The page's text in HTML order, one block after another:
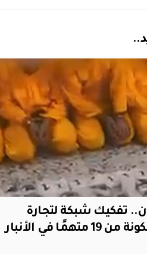
تفكيك شبكة لتجارة
في الأنبار